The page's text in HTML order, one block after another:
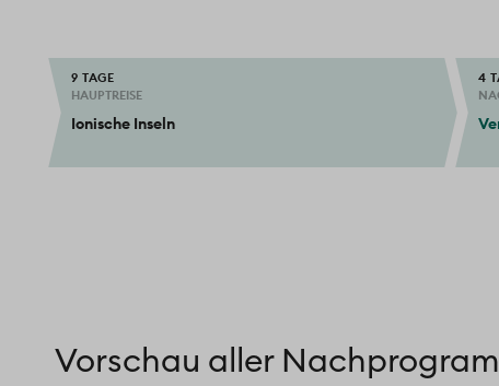
9 TAGE
HAUPTREISE
Ionische Inseln
4
Vorschau aller